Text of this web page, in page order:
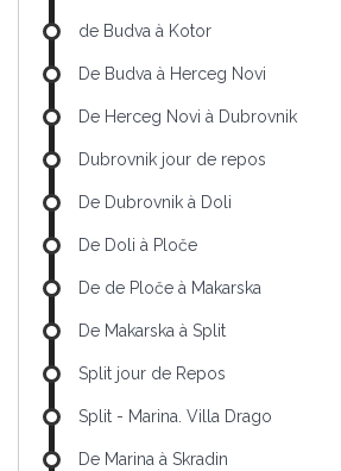
de Budva à Kotor
De Budva à Herceg Novi
De Herceg Novi à Dubrovnik
Dubrovnik jour de repos
De Dubrovnik à Doli
De Doli à Ploče
De de Ploče à Makarska
De Makarska à Split
Split jour de Repos
Split - Marina. Villa Drago
De Marina à Skradin